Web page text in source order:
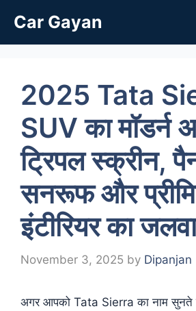
Car Gayan
2025 Tata
SUV का मॉडर्न
ट्रिपल स्क्रीन,
सनरूफ और
इंटीरियर का
November 3, 2025 by Dipanjan
अगर आपको Tata Sierra का नाम सुनते